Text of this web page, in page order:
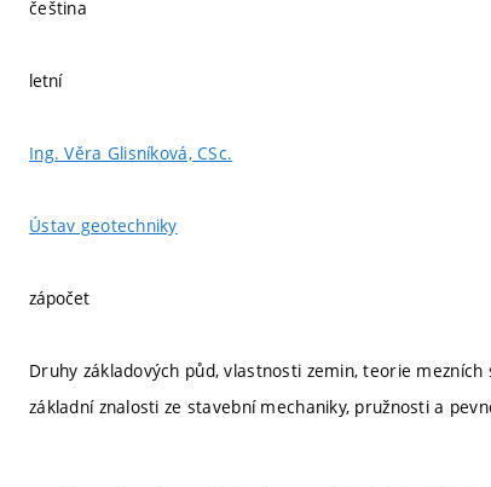
čeština
letní
Ing. Věra Glisníková, CSc.
Ústav geotechniky
zápočet
Druhy základových půd, vlastnosti zemin, teorie
základní znalosti ze stavební mechaniky, pružnosti a